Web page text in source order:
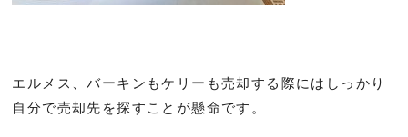
エルメス、バーキンもケリーも売却する際にはしっかり
自分で売却先を探すことが懸命です。